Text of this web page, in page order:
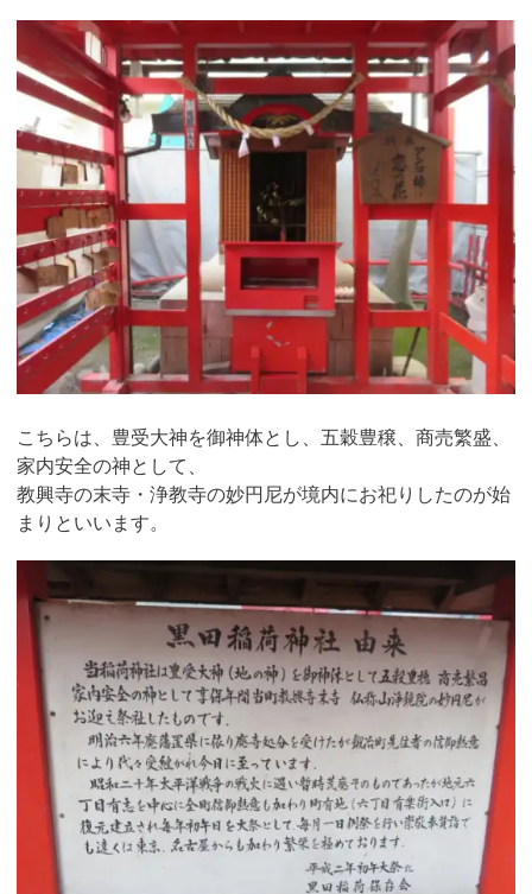
こちらは、豊受大神を御神体とし、五穀豊穣、商売繁盛、
家内安全の神として、
教興寺の末寺・浄教寺の妙円尼が境内にお祀りしたのが始
まりといいます。